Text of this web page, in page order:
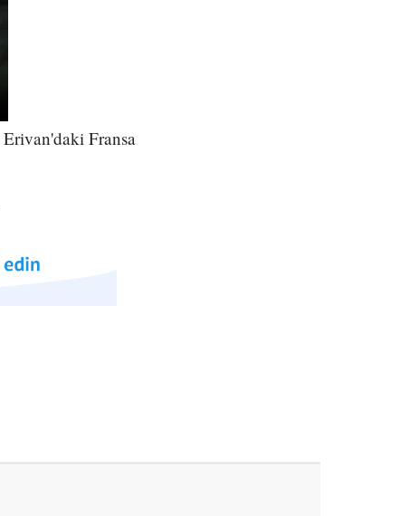
Erivan'daki Fransa